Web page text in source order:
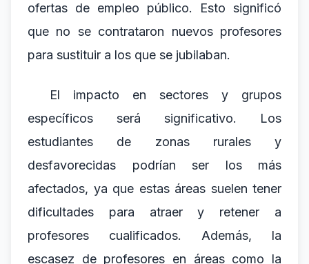
ofertas de empleo público. Esto significó
que no se contrataron nuevos profesores
para sustituir a los que se jubilaban.
El impacto en sectores y grupos
específicos será significativo. Los
estudiantes de zonas rurales y
desfavorecidas podrían ser los más
afectados, ya que estas áreas suelen tener
dificultades para atraer y retener a
profesores cualificados. Además, la
escasez de profesores en áreas como la